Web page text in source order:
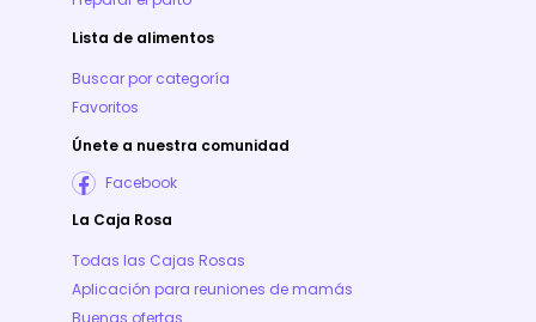
Lista de alimentos
Buscar por categoría
Favoritos
Únete a nuestra comunidad
Facebook
La Caja Rosa
Todas las Cajas Rosas
Aplicación para reuniones de mamás
Buenas ofertas